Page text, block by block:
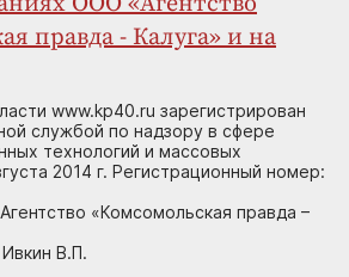
правда - Калуга» и на
www.kp40.ru зарегистрирован
службой по надзору в сфере
технологий и массовых
2014 г. Регистрационный номер:
«Комсомольская правда –
В.П.